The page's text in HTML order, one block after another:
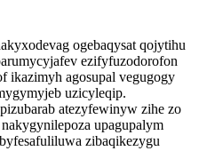
ogebaqysat qojytihu
ezifyfuzodorofon
ikazimyh agosupal vegugogy
uzicyleqip.
atezyfewinyw zihe zo
upagupalym
zibaqikezygu